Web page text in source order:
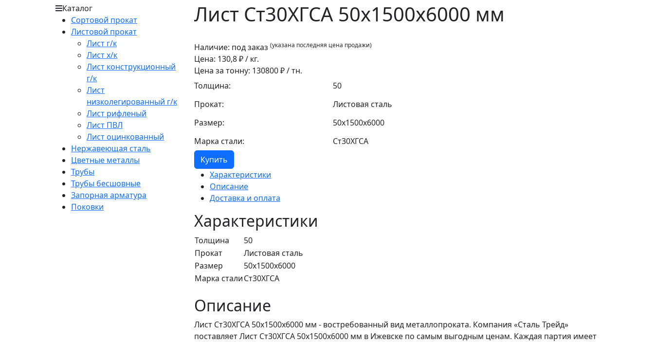
Каталог
Сортовой прокат
Листовой прокат
Лист г/к
Лист х/к
Лист конструкционный
г/к
Лист
низколегированный г/к
Лист рифленый
Лист ПВЛ
Лист оцинкованный
Нержавеющая сталь
Цветные металлы
Трубы
Трубы бесшовные
Запорная арматура
Поковки
Лист Ст30ХГСА 50x1500x6000 мм
Наличие: под заказ (указана последняя цена продажи)
Цена: 130,8₽ / кг.
Цена за тонну: 130800₽ / тн.
Толщина:
50
Прокат:
Листовая сталь
Размер:
50x1500x6000
Марка стали:
Ст30ХГСА
Купить
Характеристики
Описание
Доставка и оплата
Характеристики
Толщина
50
Прокат
Листовая сталь
Размер
50x1500x6000
Марка сталиСт30ХГСА
Описание
Лист Ст30ХГСА 50x1500x6000 мм - востребованный вид металлопроката. Компания «Сталь Трейд»
поставляет Лист Ст30ХГСА 50x1500x6000 мм в Ижевске по самым выгодным ценам. Каждая партия имеет